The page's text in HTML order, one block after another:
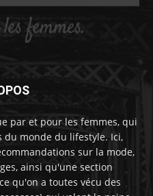
par et pour les femmes, qui
monde du lifestyle. Ici,
sur la mode,
ainsi qu'une section
qu'on a toutes vécu des